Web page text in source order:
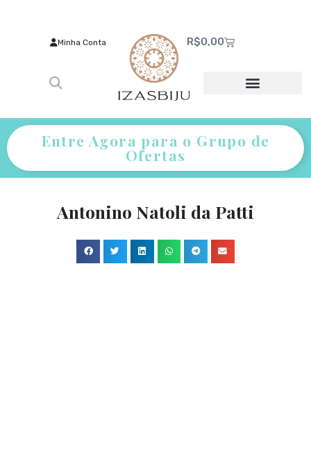
Minha Conta R$0,00
Entre Agora para o Grupo de
Ofertas
Antonino Natoli da Patti